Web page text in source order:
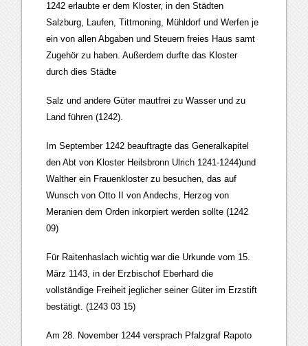
1242 erlaubte er dem Kloster, in den Städten
Salzburg, Laufen, Tittmoning, Mühldorf und Werfen je
ein von allen Abgaben und Steuern freies Haus samt
Zugehör zu haben. Außerdem durfte das Kloster
durch dies Städte
Salz und andere Güter mautfrei zu Wasser und zu
Land führen (1242).
Im September 1242 beauftragte das Generalkapitel
den Abt von Kloster Heilsbronn Ulrich 1241-1244)und
Walther ein Frauenkloster zu besuchen, das auf
Wunsch von Otto II von Andechs, Herzog von
Meranien dem Orden inkorpiert werden sollte (1242
09)
Für Raitenhaslach wichtig war die Urkunde vom 15.
März 1143, in der Erzbischof Eberhard die
vollständige Freiheit jeglicher seiner Güter im Erzstift
bestätigt. (1243 03 15)
Am 28. November 1244 versprach Pfalzgraf Rapoto